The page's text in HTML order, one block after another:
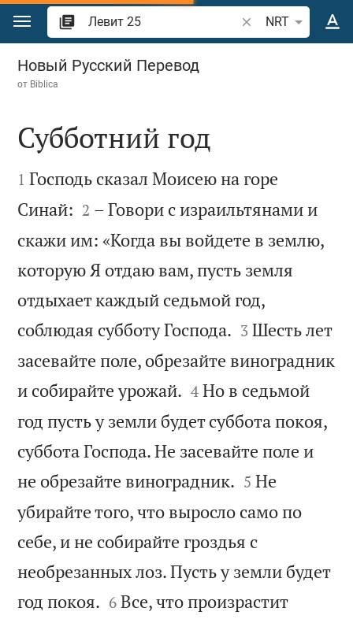
Перейти к содержанию
Поиск по отрывку
NRT
Левит 25
Новый Русский Перевод
от Biblica

Субботний год

1 Господь сказал Моисею на горе
Синай: 

2 – Говори с израильтянами и
скажи им: «Когда вы войдете в землю,
которую Я отдаю вам, пусть земля
отдыхает каждый седьмой год,
соблюдая субботу Господа. 

3 Шесть лет
засевайте поле, обрезайте виноградник
и собирайте урожай. 

4 Но в седьмой
год пусть у земли будет суббота покоя,
суббота Господа. Не засевайте поле и
не обрезайте виноградник. 

5 Не
убирайте того, что выросло само по
себе, и не собирайте гроздья с
необрезанных лоз. Пусть у земли будет
год покоя. 

6 Все, что произрастит